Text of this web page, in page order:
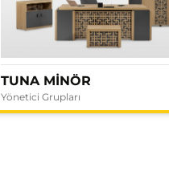
TUNA MİNÖR
Yönetici Grupları